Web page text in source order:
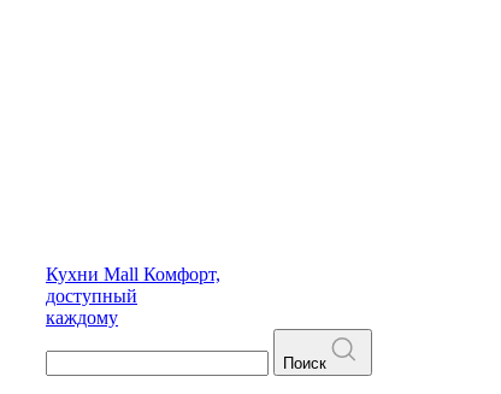
Кухни Mall Комфорт,
доступный
каждому
Поиск